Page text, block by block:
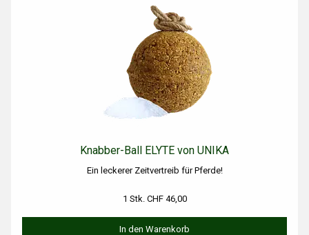
Knabber-Ball ELYTE von UNIKA
Ein leckerer Zeitvertreib für Pferde!
1 Stk. CHF 46,00
In den Warenkorb